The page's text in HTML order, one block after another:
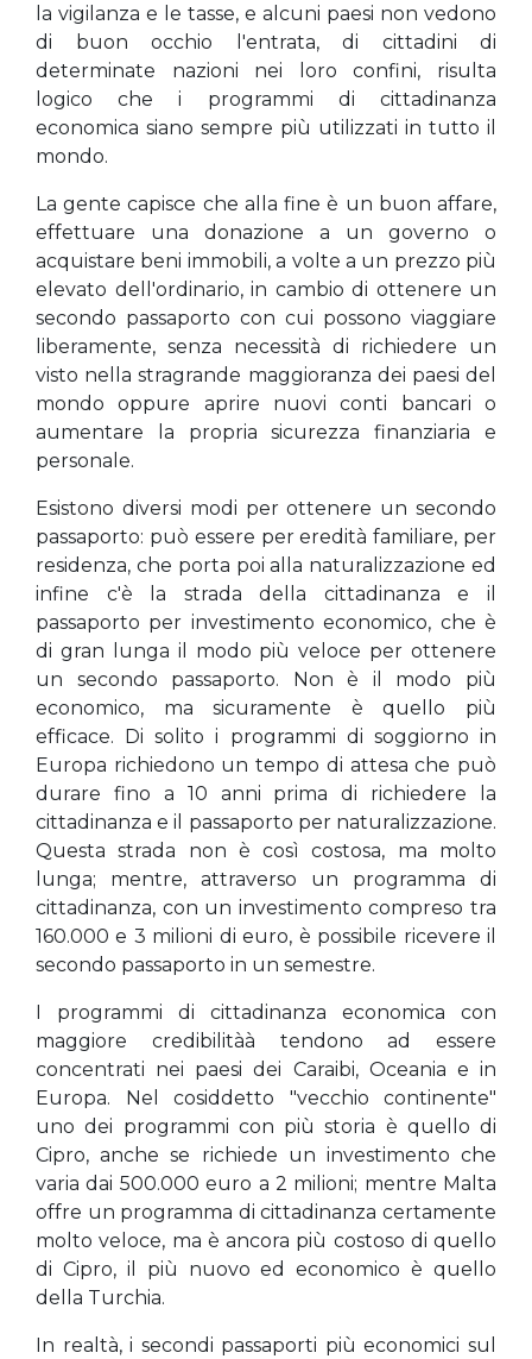
la vigilanza e le tasse, e alcuni paesi non vedono
di buon occhio l'entrata, di cittadini di
determinate nazioni nei loro confini, risulta
logico che i programmi di cittadinanza
economica siano sempre più utilizzati in tutto il
mondo.
La gente capisce che alla fine è un buon affare,
effettuare una donazione a un governo o
acquistare beni immobili, a volte a un prezzo più
elevato dell'ordinario, in cambio di ottenere un
secondo passaporto con cui possono viaggiare
liberamente, senza necessità di richiedere un
visto nella stragrande maggioranza dei paesi del
mondo oppure aprire nuovi conti bancari o
aumentare la propria sicurezza finanziaria e
personale.
Esistono diversi modi per ottenere un secondo
passaporto: può essere per eredità familiare, per
residenza, che porta poi alla naturalizzazione ed
infine c'è la strada della cittadinanza e il
passaporto per investimento economico, che è
di gran lunga il modo più veloce per ottenere
un secondo passaporto. Non è il modo più
economico, ma sicuramente è quello più
efficace. Di solito i programmi di soggiorno in
Europa richiedono un tempo di attesa che può
durare fino a 10 anni prima di richiedere la
cittadinanza e il passaporto per naturalizzazione.
Questa strada non è così costosa, ma molto
lunga; mentre, attraverso un programma di
cittadinanza, con un investimento compreso tra
160.000 e 3 milioni di euro, è possibile ricevere il
secondo passaporto in un semestre.
I programmi di cittadinanza economica con
maggiore credibilitàà tendono ad essere
concentrati nei paesi dei Caraibi, Oceania e in
Europa. Nel cosiddetto "vecchio continente"
uno dei programmi con più storia è quello di
Cipro, anche se richiede un investimento che
varia dai 500.000 euro a 2 milioni; mentre Malta
offre un programma di cittadinanza certamente
molto veloce, ma è ancora più costoso di quello
di Cipro, il più nuovo ed economico è quello
della Turchia.
In realtà, i secondi passaporti più economici sul